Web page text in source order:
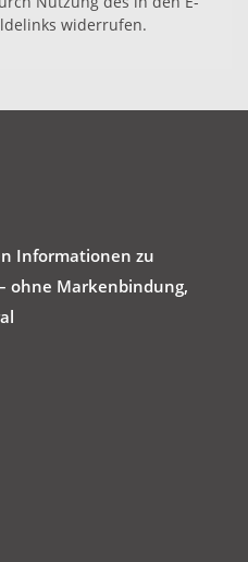
widerrufen.
Informationen zu
ohne Markenbindung,